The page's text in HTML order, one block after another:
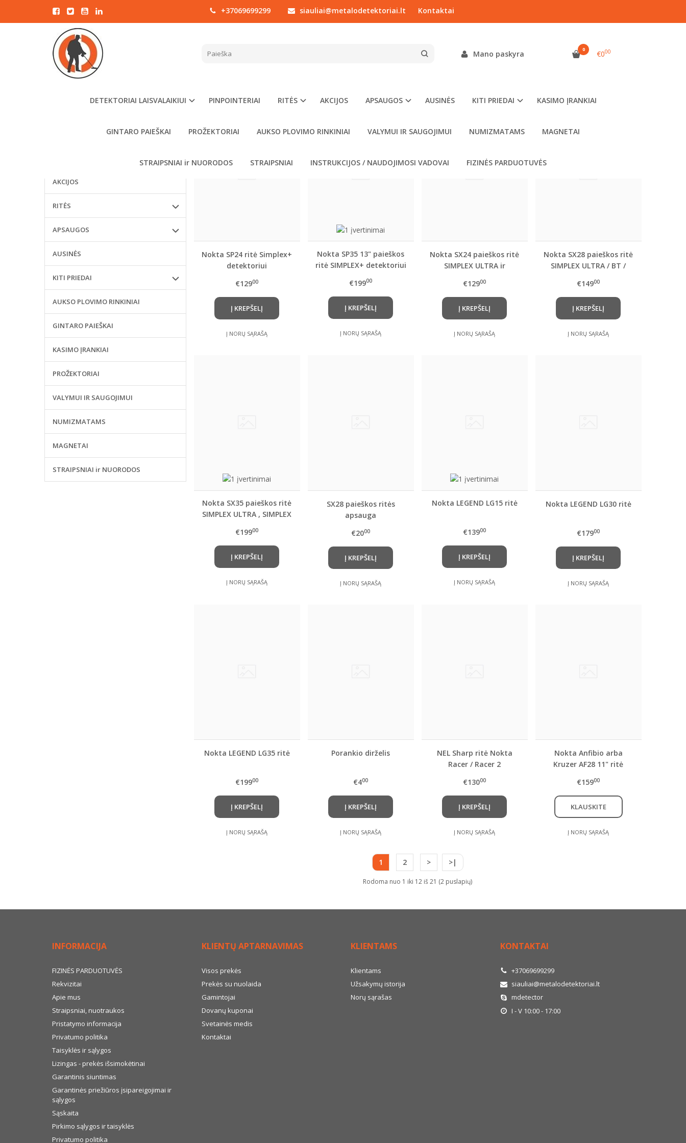
+37069699299 siauliai@metalodetektoriai.lt Kontaktai
Mano paskyra 0 €000
DETEKTORIAI LAISVALAIKIUI PINPOINTERIAI RITĖS AKCIJOS APSAUGOS AUSINĖS KITI PRIEDAI KASIMO ĮRANKIAI
GINTARO PAIEŠKAI PROŽEKTORIAI AUKSO PLOVIMO RINKINIAI VALYMUI IR SAUGOJIMUI NUMIZMATAMS MAGNETAI
STRAIPSNIAI ir NUORODOS STRAIPSNIAI INSTRUKCIJOS / NAUDOJIMOSI VADOVAI FIZINĖS PARDUOTUVĖS
PREKIŲ PAIEŠKA - NOKTA/MAKRO
Nokta SP24 ritė Simplex+
detektoriui
€12900
Į KREPŠELĮ
Į NORŲ SĄRAŠĄ
Nokta SP35 13" paieškos
ritė SIMPLEX+ detektoriui
€19900
Į KREPŠELĮ
Į NORŲ SĄRAŠĄ
Nokta SX24 paieškos ritė
SIMPLEX ULTRA ir
metalo detektoriams
€12900
Į KREPŠELĮ
Į NORŲ SĄRAŠĄ
Nokta SX28 paieškos ritė
SIMPLEX ULTRA / BT /
detektoriams
€14900
Į KREPŠELĮ
Į NORŲ SĄRAŠĄ
Nokta SX35 paieškos ritė
SIMPLEX ULTRA , SIMPLEX
metalo detektoriams
€19900
Į KREPŠELĮ
Į NORŲ SĄRAŠĄ
SX28 paieškos ritės
apsauga
€2000
Į KREPŠELĮ
Į NORŲ SĄRAŠĄ
Nokta LEGEND LG15 ritė
€13900
Į KREPŠELĮ
Į NORŲ SĄRAŠĄ
Nokta LEGEND LG30 ritė
€17900
Į KREPŠELĮ
Į NORŲ SĄRAŠĄ
Nokta LEGEND LG35 ritė
€19900
Į KREPŠELĮ
Į NORŲ SĄRAŠĄ
Porankio dirželis
€400
Į KREPŠELĮ
Į NORŲ SĄRAŠĄ
NEL Sharp ritė Nokta
Racer / Racer 2
€13000
Į KREPŠELĮ
Į NORŲ SĄRAŠĄ
Nokta Anfibio arba
Kruzer AF28 11" ritė
€15900
KLAUSKITE
Į NORŲ SĄRAŠĄ
1 2 > >|
Rodoma nuo 1 iki 12 iš 21 (2 puslapių)
Visus užsakymus virš 100
Eur vertės Lietuvoje
išsiųsime nemokamai!
DETEKTORIAI LAISVALAIKIUI
AKCIJOS
RITĖS
APSAUGOS
AUSINĖS
KITI PRIEDAI
AUKSO PLOVIMO RINKINIAI
GINTARO PAIEŠKAI
KASIMO ĮRANKIAI
PROŽEKTORIAI
VALYMUI IR SAUGOJIMUI
NUMIZMATAMS
MAGNETAI
STRAIPSNIAI ir NUORODOS
INFORMACIJA
FIZINĖS PARDUOTUVĖS
Rekvizitai
Apie mus
Straipsniai, nuotraukos
Pristatymo informacija
Privatumo politika
Taisyklės ir sąlygos
Lizingas - prekės išsimokėtinai
Garantinis siuntimas
Garantinės priežiūros įsipareigojimai ir
sąlygos
Sąskaita
Pirkimo sąlygos ir taisyklės
Privatumo politika
KLIENTŲ APTARNAVIMAS
Visos prekės
Prekės su nuolaida
Gamintojai
Dovanų kuponai
Svetainės medis
Kontaktai
KLIENTAMS
Klientams
Užsakymų istorija
Norų sąrašas
KONTAKTAI
+37069699299
siauliai@metalodetektoriai.lt
mdetector
I - V 10:00 - 17:00